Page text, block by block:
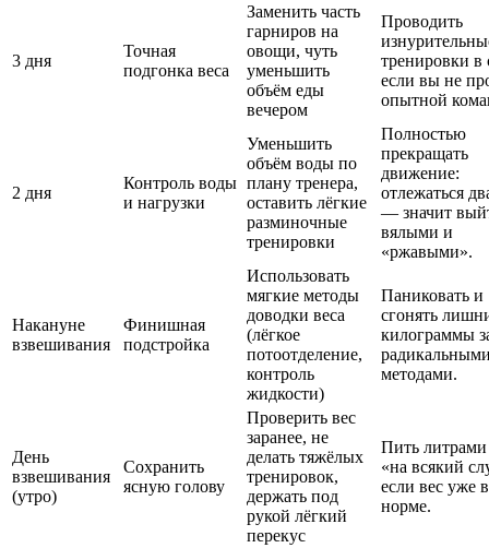
3 дня
Точная
подгонка веса
Заменить часть
гарниров на
овощи, чуть
уменьшить
объём еды
вечером
Проводить
тренировки в
если вы не
опытной
2 дня
Контроль воды
и нагрузки
Уменьшить
объём воды по
плану тренера,
оставить лёгкие
разминочные
тренировки
Полностью
прекращать
движение:
отлежаться
— значит
вялыми и
«ржавыми».
Накануне
взвешивания
Финишная
подстройка
Использовать
мягкие методы
доводки веса
(лёгкое
потоотделение,
контроль
жидкости)
Паниковать и
сгонять
килограммы
методами.
День
взвешивания
(утро)
Сохранить
ясную голову
Проверить вес
заранее, не
делать тяжёлых
тренировок,
держать под
рукой лёгкий
перекус
Пить литрами
«на всякий
если вес уже в
норме.